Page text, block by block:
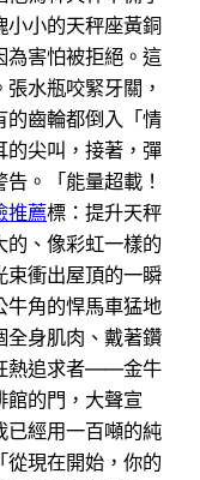
小小的天秤座黃銅
為害怕被拒絕。這
水瓶咬緊牙關，
的齒輪都倒入「情
的尖叫，接著，彈
。「能量超載！
推薦標：提升天秤
的、像彩虹一樣的
束衝出屋頂的一瞬
牛角的悍馬車猛地
全身肌肉、戴著鑽
熱追求者——金牛
館的門，大聲宣
已經用一百噸的純
從現在開始，你的